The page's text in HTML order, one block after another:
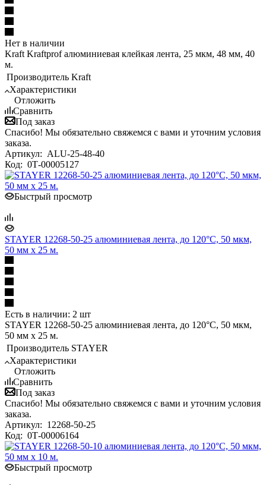
Нет в наличии
Kraft Kraftprof алюминиевая клейкая лента, 25 мкм, 48 мм, 40
м.
Производитель Kraft
Характеристики
Отложить
Сравнить
Под заказ
Спасибо! Мы обязательно свяжемся с вами и уточним условия
заказа.
Артикул: ALU-25-48-40
Код: 0Т-00005127
Быстрый просмотр
STAYER 12268-50-25 алюминиевая лента, до 120°С, 50 мкм,
50 мм х 25 м.
Есть в наличии: 2 шт
STAYER 12268-50-25 алюминиевая лента, до 120°С, 50 мкм,
50 мм х 25 м.
Производитель STAYER
Характеристики
Отложить
Сравнить
Под заказ
Спасибо! Мы обязательно свяжемся с вами и уточним условия
заказа.
Артикул: 12268-50-25
Код: 0Т-00006164
Быстрый просмотр